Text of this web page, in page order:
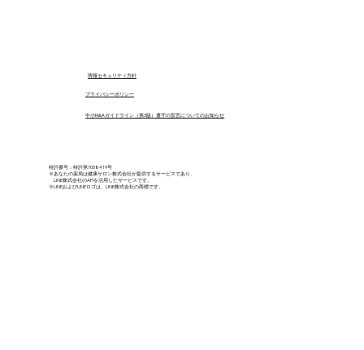
中小M&Aガイドライン（第3版）遵守の宣言についてのお知らせ
プライバシーポリシー
​情報セキュリティ方針
特許番号：特許第7058419号
※あなたの薬局は健康サロン株式会社が提供するサービスであり、
LINE株式会社のAPIを活用したサービスです。
※LINEおよびLINEロゴは、LINE株式会社の商標です。